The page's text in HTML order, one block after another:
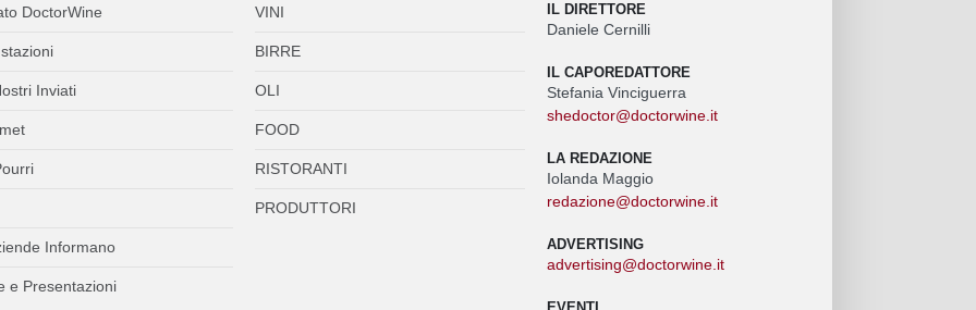
DoctorWine
Inviati
Informano
e Presentazioni
VINI
BIRRE
OLI
FOOD
RISTORANTI
PRODUTTORI
IL DIRETTORE
Daniele Cernilli
IL CAPOREDATTORE
Stefania Vinciguerra
shedoctor@doctorwine.it
LA REDAZIONE
Iolanda Maggio
redazione@doctorwine.it
ADVERTISING
advertising@doctorwine.it